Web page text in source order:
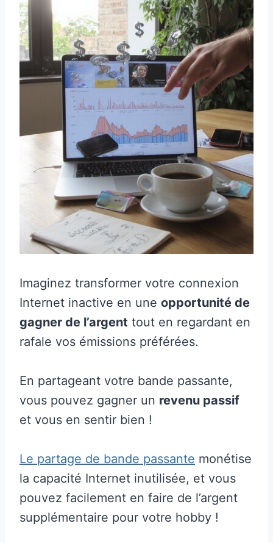
Imaginez transformer votre connexion
Internet inactive en une opportunité de
gagner de l’argent tout en regardant en
rafale vos émissions préférées.
En partageant votre bande passante,
vous pouvez gagner un revenu passif
et vous en sentir bien !
Le partage de bande passante monétise
la capacité Internet inutilisée, et vous
pouvez facilement en faire de l’argent
supplémentaire pour votre hobby !